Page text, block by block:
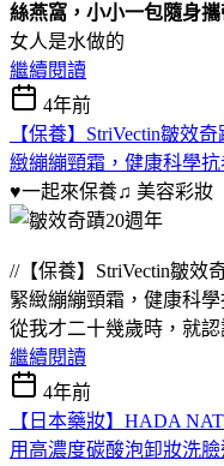
絲燕窩，小小一包隨身
女人是水做的
繼續閱讀
4年前
【保養】StriVectin皺效
緻繃繃頸霜，健康科學
♥一起來保養♫ 美容彩妝
//【保養】StriVectin皺效
緊緻繃繃頸霜，健康科
從我才二十幾歲時，就
繼續閱讀
4年前
【日本藥妝】HADA
用高濃度碳酸泡卸妝洗